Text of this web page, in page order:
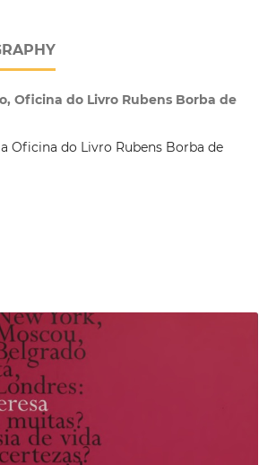
Oficina do Livro Rubens Borba de
Oficina do Livro Rubens Borba de